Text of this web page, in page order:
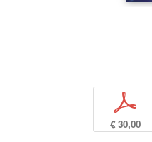
p
€ 30,00